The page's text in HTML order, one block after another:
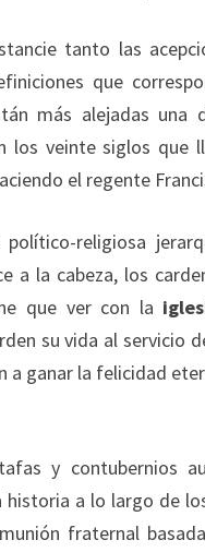
tanto las
que
más alejadas una
los veinte siglos que
el regente
religiosa
a la cabeza, los
que ver con la
su vida al servicio
a ganar la felicidad
y contubernios
a lo largo de
fraternal